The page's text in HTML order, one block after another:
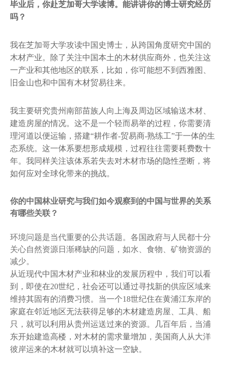
毕业后，你赴芝加哥大学读博。能讲讲你的博士研究经历
吗？
我在芝加哥大学攻读中国史博士，从跨国角度研究中国的
木材产业。除了关注中国本土的木材供应商外，也关注这
一产业和其他地区的联系，比如，你可能想不到西雅图、
旧金山也和中国有木材贸易往来。
我主要研究贵州南部苗族人向上海及周边区域输送木材、
建造房屋的情况。这不是一个轻而易举的过程，你需要清
理河道以便运输，搭建“耕作者-贸易商-熟练工”于一体的生
态系统。这一体系要想形成规模，过程往往需要耗费数十
年。我同样关注该体系若失去对木材市场的隐性垄断，将
如何应对全球化带来的挑战。
你的中国林业研究与我们如今观察到的中国与世界的关系
有哪些关联？
环境问题是当代重要的公共话题。各国政府与人民都十分
关心自然资源日渐稀缺的问题，如水、食物、矿物资源的
减少。
从近现代中国木材产业和林业的发展历程中，我们可以看
到，即使在20世纪，社会还可以通过寻找新的供应区域来
维持其固有的消费习惯。当一个18世纪住在黄浦江东岸的
家庭在邻近地区无法获得足够的木材建造房屋、工具、船
只，就可以利用从贵州运送过来的资源。几百年后，当浦
东开始建造高楼，对木材的需求量增加，美国商人从大洋
彼岸运来的木材就可以填补这一空缺。